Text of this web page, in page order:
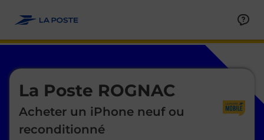
La Poste ROGNAC
Acheter un iPhone neuf ou
reconditionné
Le lien s'ouvre dans un nouvel onglet